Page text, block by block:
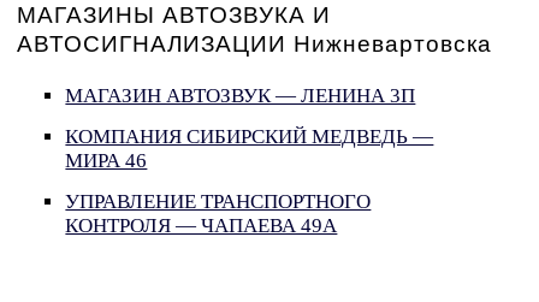
МАГАЗИНЫ АВТОЗВУКА И
АВТОСИГНАЛИЗАЦИИ Нижневартовска
МАГАЗИН АВТОЗВУК — ЛЕНИНА 3П
КОМПАНИЯ СИБИРСКИЙ МЕДВЕДЬ —
МИРА 46
УПРАВЛЕНИЕ ТРАНСПОРТНОГО
КОНТРОЛЯ — ЧАПАЕВА 49А